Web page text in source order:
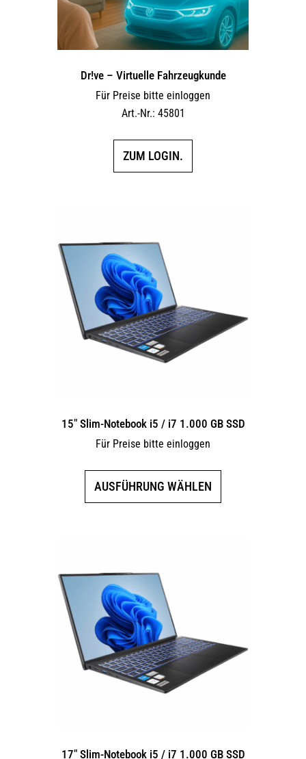
Dr!ve – Virtuelle Fahrzeugkunde
Für Preise bitte einloggen
Art.-Nr.: 45801
ZUM LOGIN.
15″ Slim-Notebook i5 / i7 1.000 GB SSD
Für Preise bitte einloggen
AUSFÜHRUNG WÄHLEN
der
17″ Slim-Notebook i5 / i7 1.000 GB SSD